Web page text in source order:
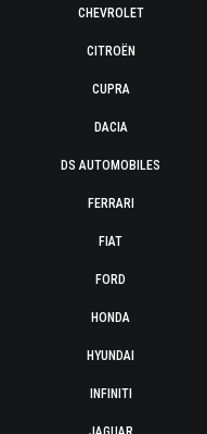
CHEVROLET
CITROËN
CUPRA
DACIA
DS AUTOMOBILES
FERRARI
FIAT
FORD
HONDA
HYUNDAI
INFINITI